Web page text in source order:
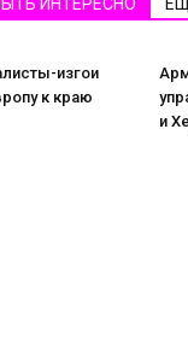
изгои
к краю
и